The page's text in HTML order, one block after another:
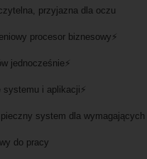
przyjazna dla oczu
procesor biznesowy⚡
jednocześnie⚡
systemu i aplikacji⚡
system dla wymagających
do pracy